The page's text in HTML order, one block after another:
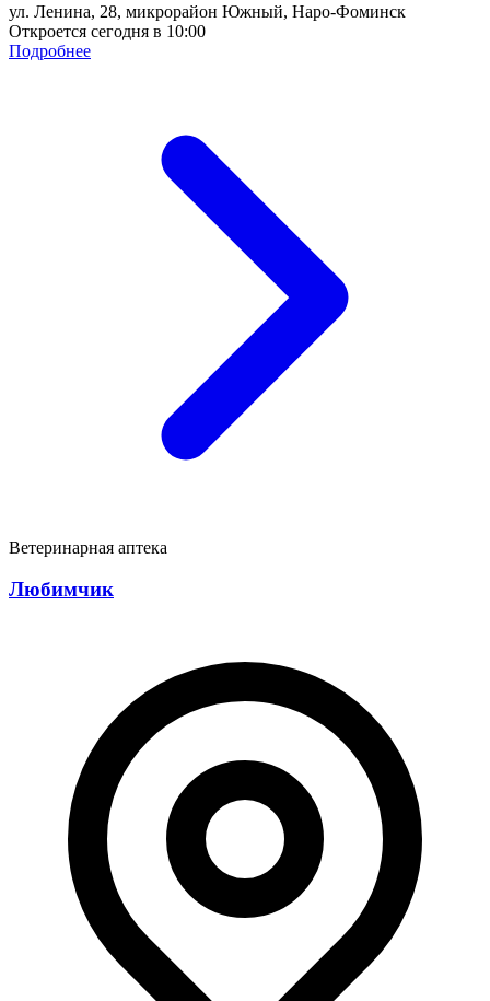
ул. Ленина, 28, микрорайон Южный, Наро-Фоминск
Откроется сегодня в 10:00
Подробнее
Ветеринарная аптека
Любимчик